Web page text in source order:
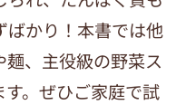
ばかり！本書では他
、主役級の野菜ス
。ぜひご家庭で試